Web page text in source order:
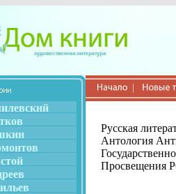
Русская
Антология
Просвещения